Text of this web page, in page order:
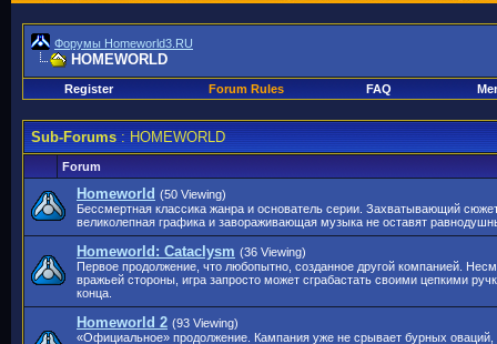
Форумы Homeworld3.RU
HOMEWORLD
Register Forum Rules FAQ
Sub-Forums: HOMEWORLD
Forum
Homeworld (50 Viewing)
Бессмертная классика жанра и основатель серии. Захватывающий
великолепная графика и завораживающая музыка не оставят
Homeworld: Cataclysm (36 Viewing)
Первое продолжение, что любопытно, созданное другой компанией.
вражьей стороны, игра запросто может сграбастать своими цепкими
конца.
Homeworld 2 (93 Viewing)
«Официальное» продолжение. Кампания уже не срывает бурных